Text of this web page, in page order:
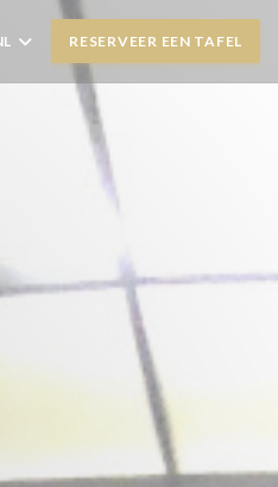
RESERVEER EEN TAFEL